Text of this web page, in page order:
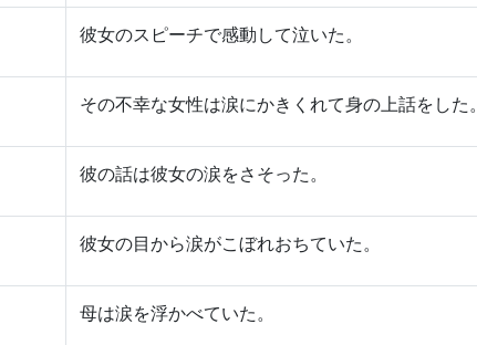
彼女のスピーチで感動して泣いた。
その不幸な女性は涙にかきくれて身の上話をした。
彼の話は彼女の涙をさそった。
彼女の目から涙がこぼれおちていた。
母は涙を浮かべていた。